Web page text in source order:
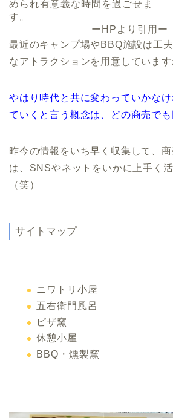
められ有意義な時間を過ごせま
す
ーHPより引用ー
最近のキャンプ場やBBQ施設は工
なアトラクションを用意しています
やはり時代と共に変わっていかな
ていくと言う概念は、どの商売でも
昨今の情報をいち早く収集して、
は、SNSやネットをいかに上手く
（笑）
サイトマップ
ニワトリ小屋
五右衛門風呂
ピザ窯
休憩小屋
BBQ・燻製窯